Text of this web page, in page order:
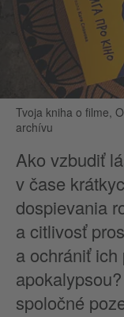
Tvoja kniha o filme,
archívu
Ako vzbudiť
v čase
dospievania
a citlivosť
a ochrániť
spoločné